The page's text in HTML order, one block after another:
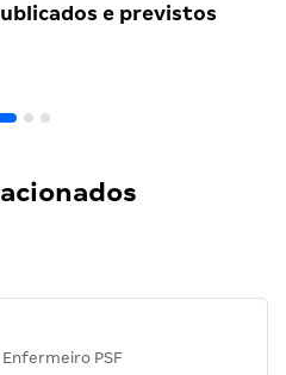
e previstos
PSF